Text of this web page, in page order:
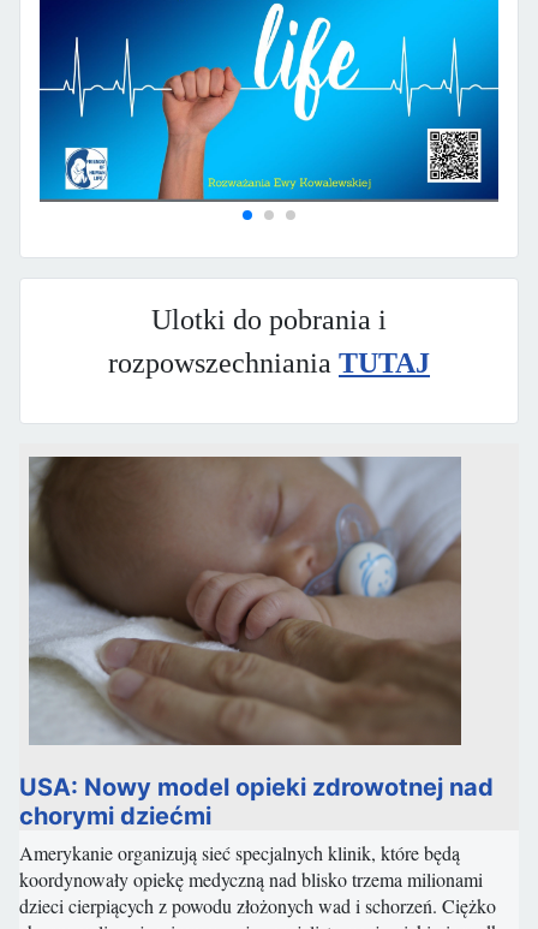
Ulotki do pobrania i
rozpowszechniania TUTAJ
USA: Nowy model opieki zdrowotnej nad
chorymi dziećmi
Amerykanie organizują sieć specjalnych klinik, które będą
koordynowały opiekę medyczną nad blisko trzema milionami
dzieci cierpiących z powodu złożonych wad i schorzeń. Ciężko